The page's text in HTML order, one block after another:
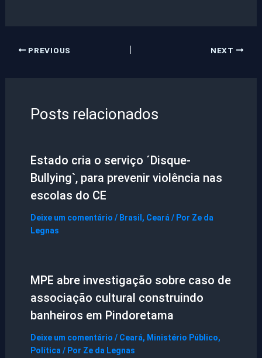
PREVIOUS NEXT
Posts relacionados
Estado cria o serviço ´Disque-
Bullying`, para prevenir violência nas
escolas do CE
Deixe um comentário / Brasil , Ceará / Por Ze da
Legnas
MPE abre investigação sobre caso de
associação cultural construindo
banheiros em Pindoretama
Deixe um comentário / Ceará, Ministério Público,
Política / Por Ze da Legnas